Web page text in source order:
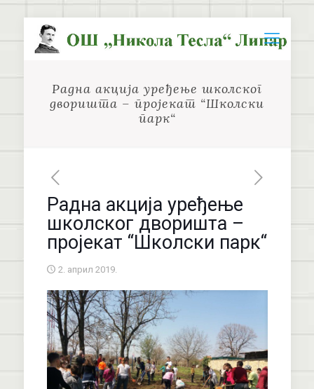
Радна акција уређење школског
дворишта – пројекат “Школски
парк“
Радна акција уређење
школског дворишта –
пројекат “Школски парк“
2. април 2019.